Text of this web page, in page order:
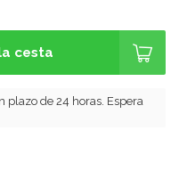
cesta
plazo de 24 horas. Espera